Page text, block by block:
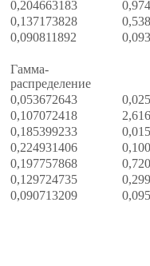
0,204663183
0,137173828
0,090811892
Гамма-
распределение
0,053672643
0,107072418
0,185399233
0,224931406
0,197757868
0,129724735
0,090713209